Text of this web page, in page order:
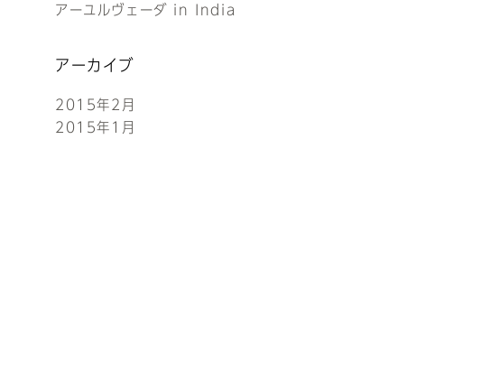
アーユルヴェーダ in India
アーカイブ
2015年2月
2015年1月